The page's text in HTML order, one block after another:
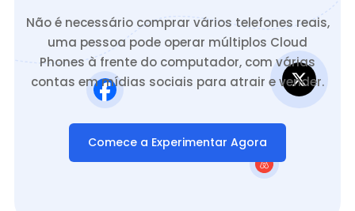
Não é necessário comprar vários telefones reais,
uma pessoa pode operar múltiplos Cloud
Phones à frente do computador, com várias
contas em mídias sociais para atrair e vender.
Comece a Experimentar Agora